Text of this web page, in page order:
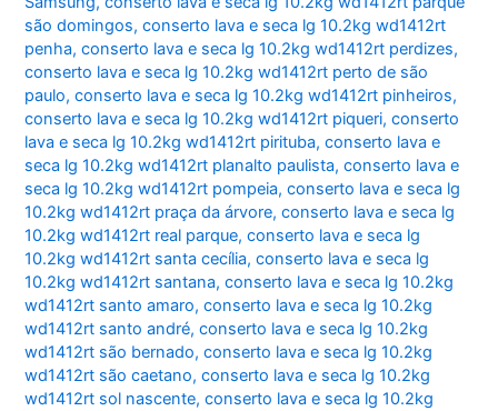
são domingos,conserto lava e seca lg 10.2kg wd1412rt
penha,conserto lava e seca lg 10.2kg wd1412rt perdizes,
conserto lava e seca lg 10.2kg wd1412rt perto de são
paulo,conserto lava e seca lg 10.2kg wd1412rt pinheiros,
conserto lava e seca lg 10.2kg wd1412rt piqueri,conserto
lava e seca lg 10.2kg wd1412rt pirituba,conserto lava e
seca lg 10.2kg wd1412rt planalto paulista,conserto lava e
seca lg 10.2kg wd1412rt pompeia,conserto lava e seca lg
10.2kg wd1412rt praça da árvore,conserto lava e seca lg
10.2kg wd1412rt real parque,conserto lava e seca lg
10.2kg wd1412rt santa cecília,conserto lava e seca lg
10.2kg wd1412rt santana,conserto lava e seca lg 10.2kg
wd1412rt santo amaro,conserto lava e seca lg 10.2kg
wd1412rt santo andré,conserto lava e seca lg 10.2kg
wd1412rt são bernado,conserto lava e seca lg 10.2kg
wd1412rt são caetano,conserto lava e seca lg 10.2kg
wd1412rt sol nascente,conserto lava e seca lg 10.2kg